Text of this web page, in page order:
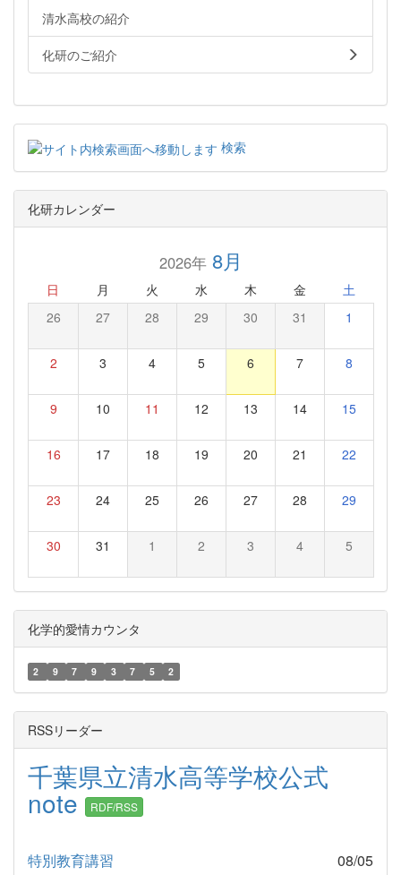
清水高校の紹介
化研のご紹介
検索
化研カレンダー
2026年8月
日 月 火 水 木 金 土
26 27 28 29 30 31 1
2 3 4 5 6 7 8
9 10 11 12 13 14 15
16 17 18 19 20 21 22
23 24 25 26 27 28 29
30 31 1 2 3 4 5
化学的愛情カウンタ
2 9 7 9 3 7 5 2
RSSリーダー
千葉県立清水高等学校公式
note RDF/RSS
特別教育講習 08/05